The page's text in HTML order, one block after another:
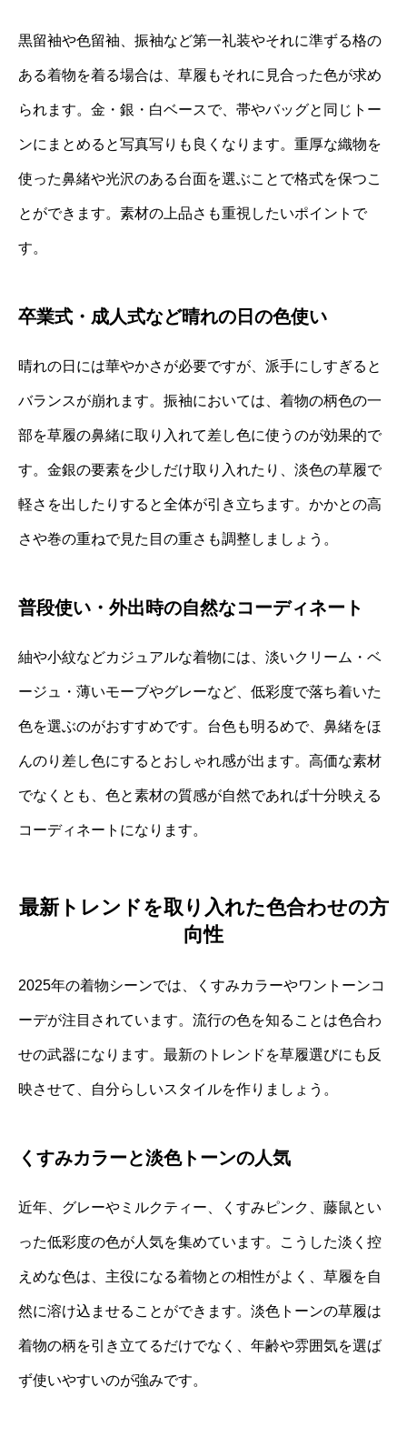
黒留袖や色留袖、振袖など第一礼装やそれに準ずる格の
ある着物を着る場合は、草履もそれに見合った色が求め
られます。金・銀・白ベースで、帯やバッグと同じトー
ンにまとめると写真写りも良くなります。重厚な織物を
使った鼻緒や光沢のある台面を選ぶことで格式を保つこ
とができます。素材の上品さも重視したいポイントで
す。
卒業式・成人式など晴れの日の色使い
晴れの日には華やかさが必要ですが、派手にしすぎると
バランスが崩れます。振袖においては、着物の柄色の一
部を草履の鼻緒に取り入れて差し色に使うのが効果的で
す。金銀の要素を少しだけ取り入れたり、淡色の草履で
軽さを出したりすると全体が引き立ちます。かかとの高
さや巻の重ねで見た目の重さも調整しましょう。
普段使い・外出時の自然なコーディネート
紬や小紋などカジュアルな着物には、淡いクリーム・ベ
ージュ・薄いモーブやグレーなど、低彩度で落ち着いた
色を選ぶのがおすすめです。台色も明るめで、鼻緒をほ
んのり差し色にするとおしゃれ感が出ます。高価な素材
でなくとも、色と素材の質感が自然であれば十分映える
コーディネートになります。
最新トレンドを取り入れた色合わせの方
向性
2025年の着物シーンでは、くすみカラーやワントーンコ
ーデが注目されています。流行の色を知ることは色合わ
せの武器になります。最新のトレンドを草履選びにも反
映させて、自分らしいスタイルを作りましょう。
くすみカラーと淡色トーンの人気
近年、グレーやミルクティー、くすみピンク、藤鼠とい
った低彩度の色が人気を集めています。こうした淡く控
えめな色は、主役になる着物との相性がよく、草履を自
然に溶け込ませることができます。淡色トーンの草履は
着物の柄を引き立てるだけでなく、年齢や雰囲気を選ば
ず使いやすいのが強みです。